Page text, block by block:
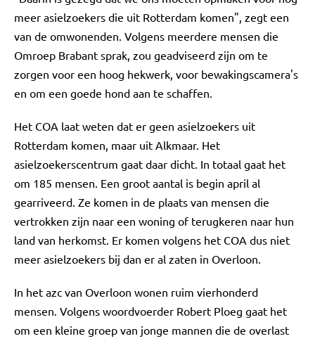
meer asielzoekers die uit Rotterdam komen", zegt een
van de omwonenden. Volgens meerdere mensen die
Omroep Brabant sprak, zou geadviseerd zijn om te
zorgen voor een hoog hekwerk, voor bewakingscamera's
en om een goede hond aan te schaffen.
Het COA laat weten dat er geen asielzoekers uit
Rotterdam komen, maar uit Alkmaar. Het
asielzoekerscentrum gaat daar dicht. In totaal gaat het
om 185 mensen. Een groot aantal is begin april al
gearriveerd. Ze komen in de plaats van mensen die
vertrokken zijn naar een woning of terugkeren naar hun
land van herkomst. Er komen volgens het COA dus niet
meer asielzoekers bij dan er al zaten in Overloon.
In het azc van Overloon wonen ruim vierhonderd
mensen. Volgens woordvoerder Robert Ploeg gaat het
om een kleine groep van jonge mannen die de overlast